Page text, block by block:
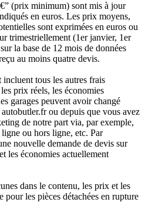
(prix minimum) sont mis à jour
en euros. Les prix moyens,
sont exprimées en euros ou
trimestriellement (1er janvier, 1er
la base de 12 mois de données
au moins quatre devis.
tous les autres frais
prix réels, les économies
garages peuvent avoir changé
ou depuis que vous avez
de notre part via, par exemple,
ligne ou hors ligne, etc. Par
nouvelle demande de devis sur
les économies actuellement
dans le contenu, les prix et les
les pièces détachées en rupture